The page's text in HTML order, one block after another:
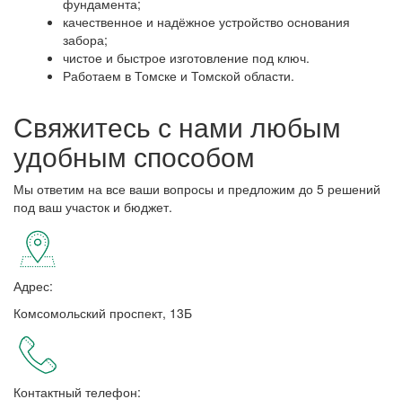
качественное и надёжное устройство основания
забора;
чистое и быстрое изготовление под ключ.
Работаем в Томске и Томской области.
Свяжитесь с нами любым
удобным способом
Мы ответим на все ваши вопросы и предложим до 5 решений
под ваш участок и бюджет.
Адрес:
Комсомольский проспект, 13Б
Контактный телефон: